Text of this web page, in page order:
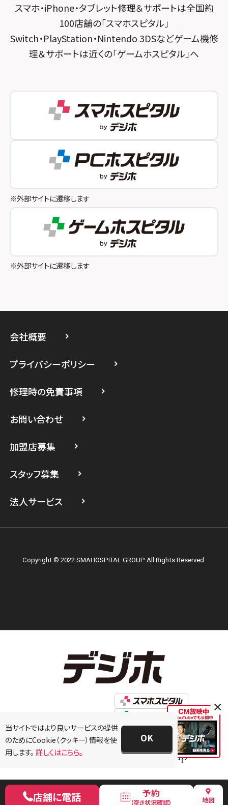
スマホスピタル 神田
スマホスピタル三軒茶屋
スマホスピタル秋葉原
スマホスピタル 自由が丘
スマホスピタルオリナス錦糸町
スマホスピタル テルル成増
スマホスピタル池袋
スマホスピタル八王子
スマホスピタル町田
スマホスピタル吉祥寺
スマホスピタル立川
スマホスピタル たまプラーザ駅前
スマホスピタル 登戸・向ヶ丘遊園
スマホスピタル 武蔵小杉
スマホスピタル テルル上大岡
スマホスピタル 京都宇治
スマホスピタル 福知山
スマホスピタル神戸三宮
スマホスピタル by デジホ 姫路キャスパ
スマホスピタル伊丹
スマホスピタル奈良生駒
スマホスピタル和歌山
スマホ・iPhone・タブレット修理＆サポートは全国約
100店舗の「スマホスピタル」
Switch・PlayStation・Nintendo 3DSなどゲーム機修
理＆サポートは近くの「ゲームホスピタル」へ
※外部サイトに遷移します
※外部サイトに遷移します
会社概要
プライバシーポリシー
修理時の免責事項
お問い合わせ
加盟店募集
スタッフ募集
法人サービス
Copyright © 2022 SMAHOSPITAL GROUP All Rights Reserved.
店舗に電話 予約
（空き状況確認） 地図
×
当サイトではより良いサービスの提供
のためにCookie（クッキー）情報を使
用します。 詳しくはこちら。
OK